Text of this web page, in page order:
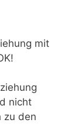
mit
nicht
zu den